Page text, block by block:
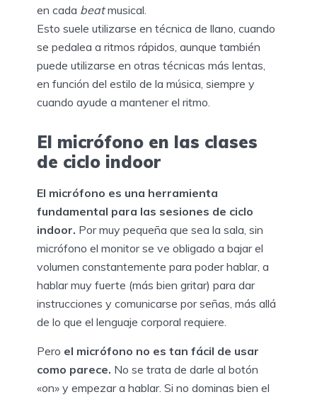
en cada beatmusical.
Esto suele utilizarse en técnica de llano, cuando
se pedalea a ritmos rápidos, aunque también
puede utilizarse en otras técnicas más lentas,
en función del estilo de la música, siempre y
cuando ayude a mantener el ritmo.
El micrófono en las clases
de ciclo indoor
El micrófono es una herramienta
fundamental para las sesiones de ciclo
indoor. Por muy pequeña que sea la sala, sin
micrófono el monitor se ve obligado a bajar el
volumen constantemente para poder hablar, a
hablar muy fuerte (más bien gritar) para dar
instrucciones y comunicarse por señas, más allá
de lo que el lenguaje corporal requiere.
Pero el micrófono no es tan fácil de usar
como parece. No se trata de darle al botón
«on» y empezar a hablar. Si no dominas bien el